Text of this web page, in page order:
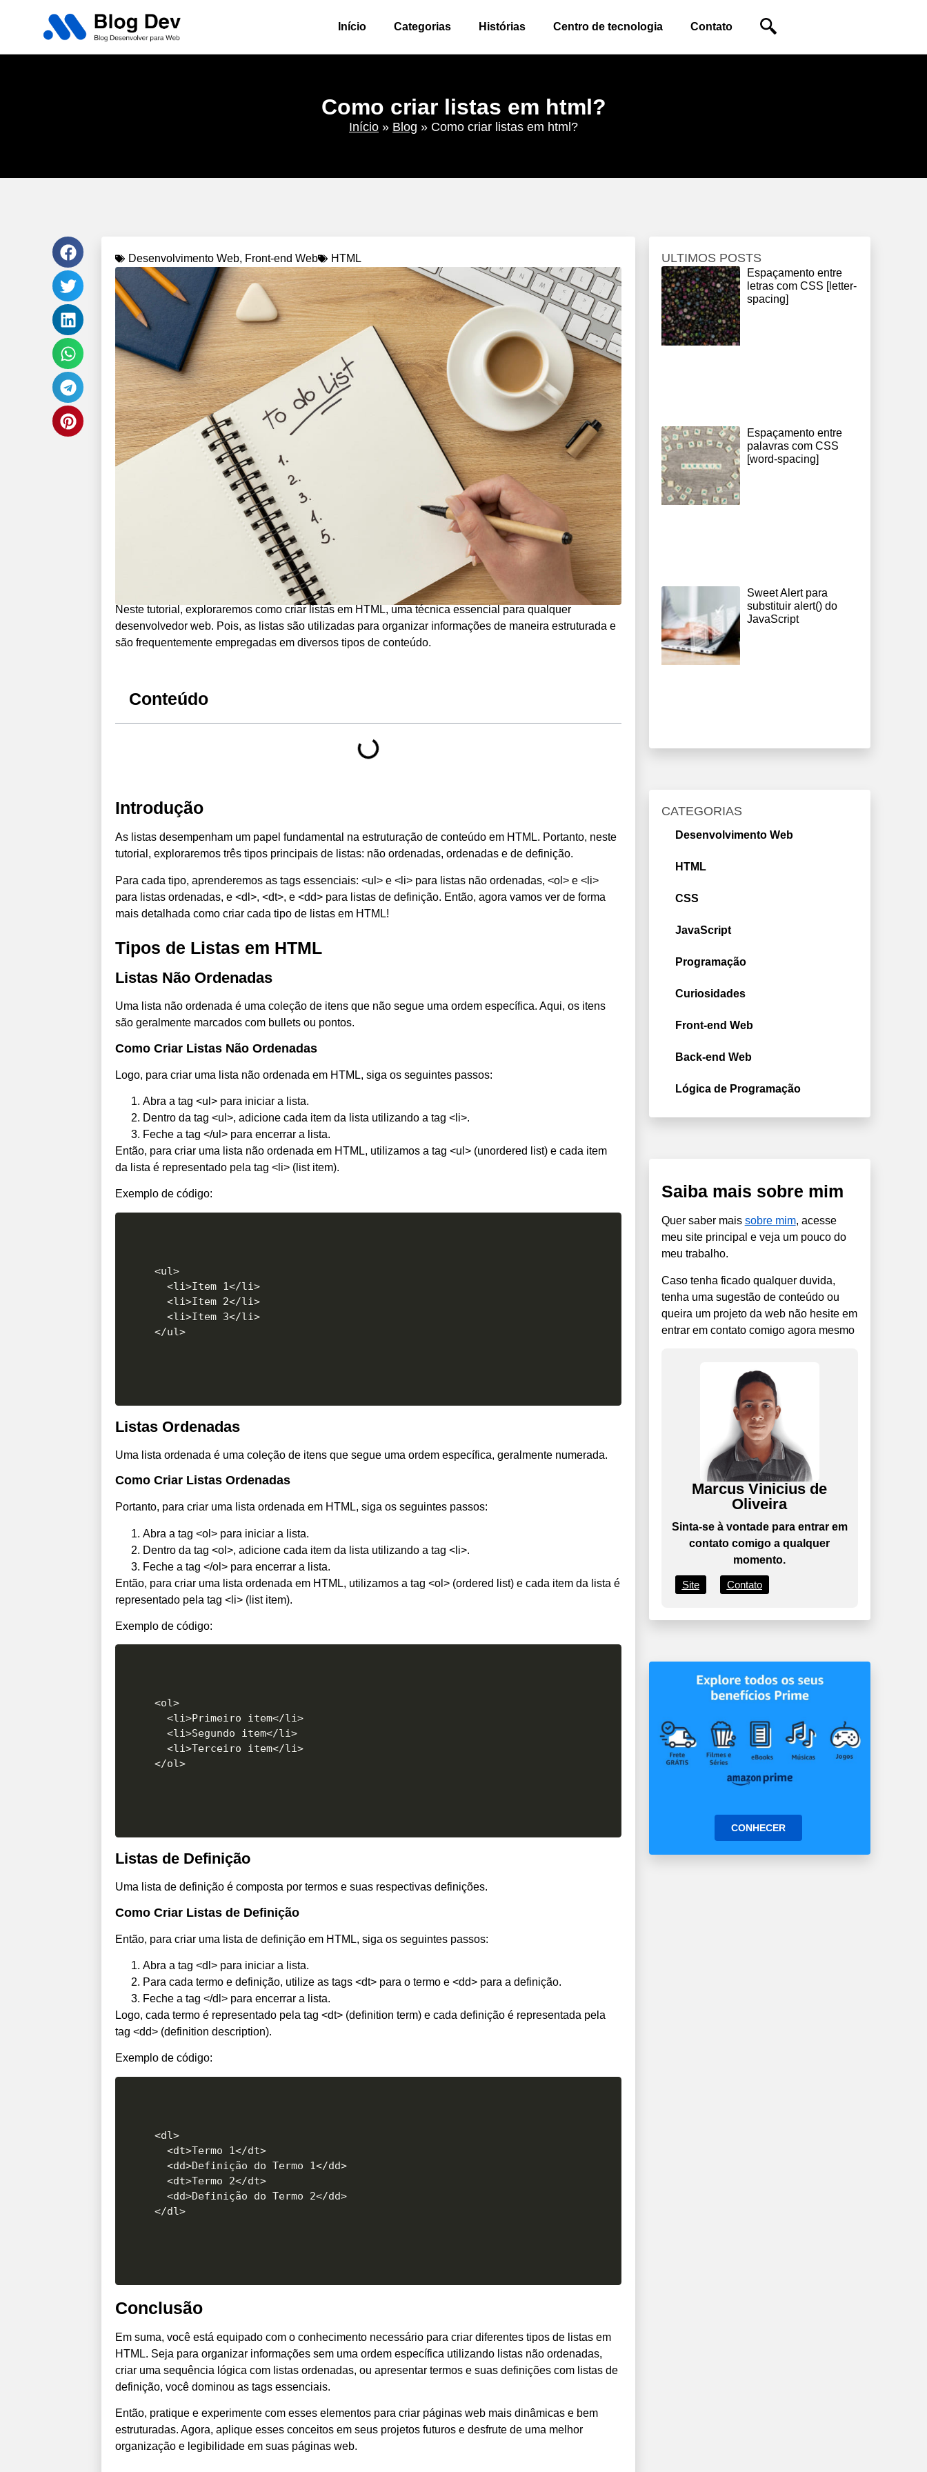
Início Categorias Histórias Centro de tecnologia Contato
Como criar listas em html?
Início » Blog » Como criar listas em html?
Desenvolvimento Web, Front-end Web HTML
Neste tutorial, exploraremos como criar listas em HTML, uma técnica essencial para qualquer
desenvolvedor web. Pois, as listas são utilizadas para organizar informações de maneira estruturada e
são frequentemente empregadas em diversos tipos de conteúdo.
Conteúdo
Introdução
As listas desempenham um papel fundamental na estruturação de conteúdo em HTML. Portanto, neste
tutorial, exploraremos três tipos principais de listas: não ordenadas, ordenadas e de definição.
Para cada tipo, aprenderemos as tags essenciais: <ul> e <li> para listas não ordenadas, <ol> e <li>
para listas ordenadas, e <dl>, <dt>, e <dd> para listas de definição. Então, agora vamos ver de forma
mais detalhada como criar cada tipo de listas em HTML!
Tipos de Listas em HTML
Listas Não Ordenadas
Uma lista não ordenada é uma coleção de itens que não segue uma ordem específica. Aqui, os itens
são geralmente marcados com bullets ou pontos.
Como Criar Listas Não Ordenadas
Logo, para criar uma lista não ordenada em HTML, siga os seguintes passos:
Abra a tag <ul> para iniciar a lista.
Dentro da tag <ul>, adicione cada item da lista utilizando a tag <li>.
Feche a tag </ul> para encerrar a lista.
Então, para criar uma lista não ordenada em HTML, utilizamos a tag <ul> (unordered list) e cada item
da lista é representado pela tag <li> (list item).
Exemplo de código:
<ul>
  <li>Item 1</li>
  <li>Item 2</li>
  <li>Item 3</li>
</ul>
Listas Ordenadas
Uma lista ordenada é uma coleção de itens que segue uma ordem específica, geralmente numerada.
Como Criar Listas Ordenadas
Portanto, para criar uma lista ordenada em HTML, siga os seguintes passos:
Abra a tag <ol> para iniciar a lista.
Dentro da tag <ol>, adicione cada item da lista utilizando a tag <li>.
Feche a tag </ol> para encerrar a lista.
Então, para criar uma lista ordenada em HTML, utilizamos a tag <ol> (ordered list) e cada item da lista é
representado pela tag <li> (list item).
Exemplo de código:
<ol>
  <li>Primeiro item</li>
  <li>Segundo item</li>
  <li>Terceiro item</li>
</ol>
Listas de Definição
Uma lista de definição é composta por termos e suas respectivas definições.
Como Criar Listas de Definição
Então, para criar uma lista de definição em HTML, siga os seguintes passos:
Abra a tag <dl> para iniciar a lista.
Para cada termo e definição, utilize as tags <dt> para o termo e <dd> para a definição.
Feche a tag </dl> para encerrar a lista.
Logo, cada termo é representado pela tag <dt> (definition term) e cada definição é representada pela
tag <dd> (definition description).
Exemplo de código:
<dl>
  <dt>Termo 1</dt>
  <dd>Definição do Termo 1</dd>
  <dt>Termo 2</dt>
  <dd>Definição do Termo 2</dd>
</dl>
Conclusão
Em suma, você está equipado com o conhecimento necessário para criar diferentes tipos de listas em
HTML. Seja para organizar informações sem uma ordem específica utilizando listas não ordenadas,
criar uma sequência lógica com listas ordenadas, ou apresentar termos e suas definições com listas de
definição, você dominou as tags essenciais.
Então, pratique e experimente com esses elementos para criar páginas web mais dinâmicas e bem
estruturadas. Agora, aplique esses conceitos em seus projetos futuros e desfrute de uma melhor
organização e legibilidade em suas páginas web.
ULTIMOS POSTS
Espaçamento entre
letras com CSS [letter-
spacing]
Espaçamento entre
palavras com CSS
[word-spacing]
Sweet Alert para
substituir alert() do
JavaScript
CATEGORIAS
Desenvolvimento Web
HTML
CSS
JavaScript
Programação
Curiosidades
Front-end Web
Back-end Web
Lógica de Programação
Saiba mais sobre mim
Quer saber mais sobre mim, acesse
meu site principal e veja um pouco do
meu trabalho.
Caso tenha ficado qualquer duvida,
tenha uma sugestão de conteúdo ou
queira um projeto da web não hesite em
entrar em contato comigo agora mesmo
Marcus Vinicius de
Oliveira
Sinta-se à vontade para entrar em
contato comigo a qualquer
momento.
Site Contato
CONHECER